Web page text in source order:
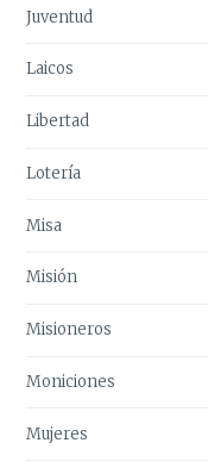
Juventud
Laicos
Libertad
Lotería
Misa
Misión
Misioneros
Moniciones
Mujeres